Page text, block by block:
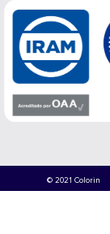
© 2021 Colorin